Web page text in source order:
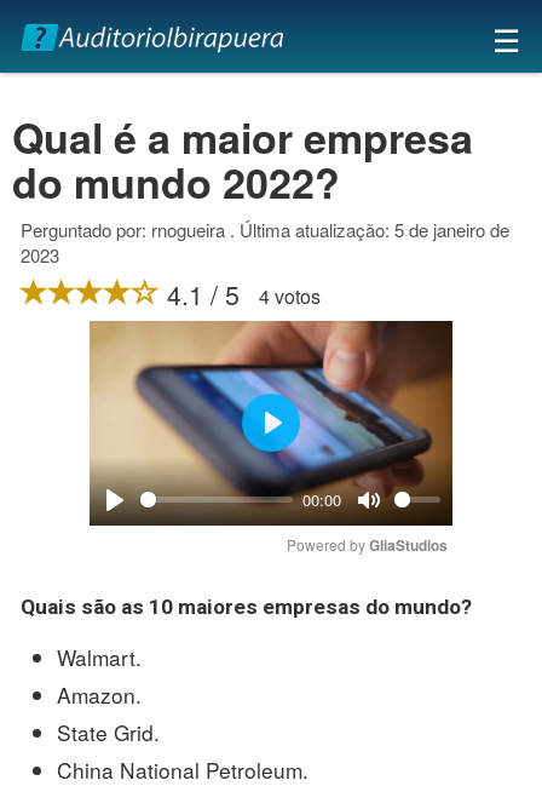
×
☰
Qual é a maior empresa
do mundo 2022?
Perguntado por: rnogueira . Última atualização: 5 de janeiro de
2023
4.1 / 5 4 votos
Play
00:00
Mute
Play
Powered by GliaStudios
Quais são as 10 maiores empresas do mundo?
Walmart.
Amazon.
State Grid.
China National Petroleum.